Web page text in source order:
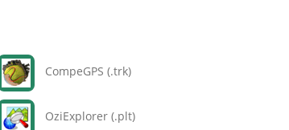
CompeGPS (.trk)
OziExplorer (.plt)